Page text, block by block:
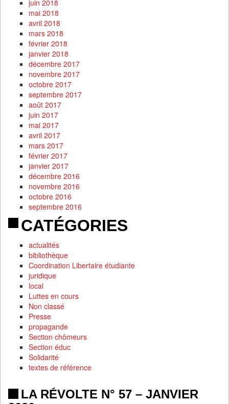
juin 2018
mai 2018
avril 2018
mars 2018
février 2018
janvier 2018
décembre 2017
novembre 2017
octobre 2017
septembre 2017
août 2017
juin 2017
mai 2017
avril 2017
mars 2017
février 2017
janvier 2017
décembre 2016
novembre 2016
octobre 2016
septembre 2016
CATÉGORIES
actualités
bibliothèque
Coordination Libertaire étudiante
juridique
local
Luttes en cours
Non classé
Presse
propagande
Section chômeurs
Section éduc
Solidarité
textes de référence
LA RÉVOLTE N° 57 – JANVIER